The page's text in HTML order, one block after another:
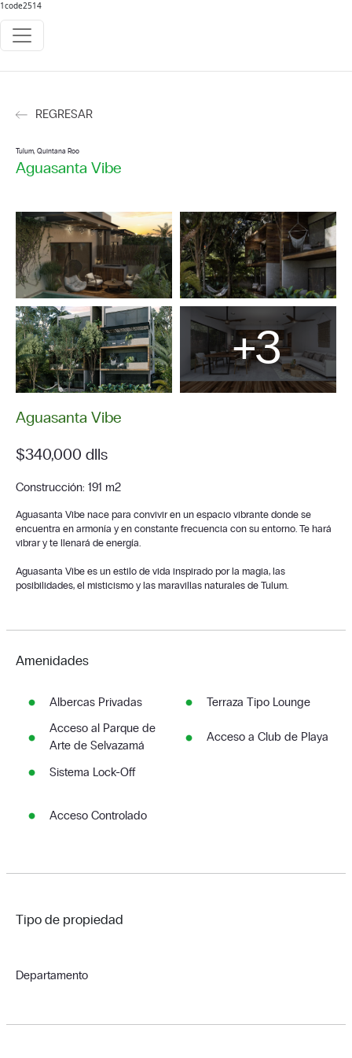
1code2514
REGRESAR
Tulum, Quintana Roo
Aguasanta Vibe
+3
Aguasanta Vibe
$340,000 dlls
Construcción: 191 m2
Aguasanta Vibe nace para convivir en un espacio vibrante donde se
encuentra en armonía y en constante frecuencia con su entorno. Te hará
vibrar y te llenará de energía.
Aguasanta Vibe es un estilo de vida inspirado por la magia, las
posibilidades, el misticismo y las maravillas naturales de Tulum.
Amenidades
Albercas Privadas Terraza Tipo Lounge
Acceso al Parque de
Arte de Selvazamá
Acceso a Club de Playa
Sistema Lock-Off
Acceso Controlado
Tipo de propiedad
Departamento